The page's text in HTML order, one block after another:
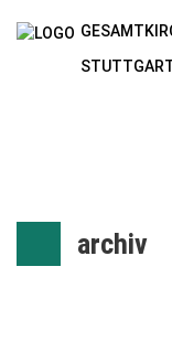
archiv